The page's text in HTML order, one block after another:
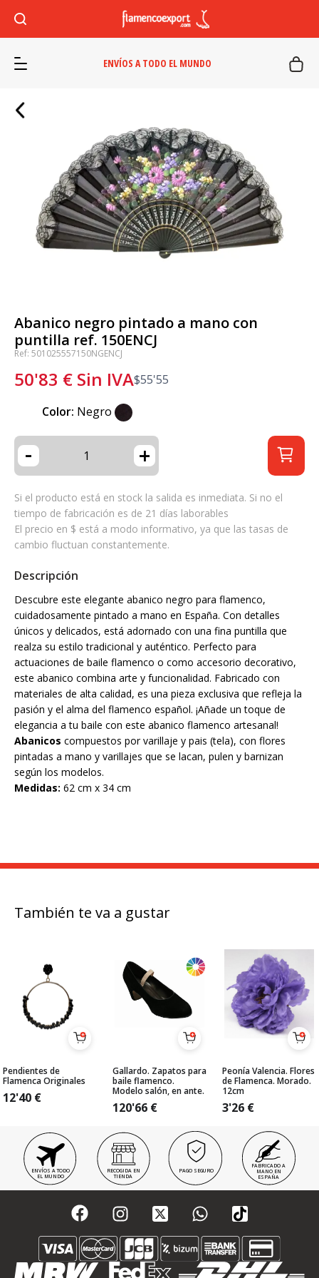
ENVÍOS A TODO EL MUNDO
Abanico negro pintado a mano con
puntilla ref. 150ENCJ
Ref: 501025557150NGENCJ
50'83 € Sin IVA$55'55
Color: Negro
- +
Si el producto está en stock la salida es inmediata. Si no el
tiempo de fabricación es de 21 días laborables
El precio en $ está a modo informativo, ya que las tasas de
cambio fluctuan constantemente.
Descripción
Descubre este elegante abanico negro para flamenco,
cuidadosamente pintado a mano en España. Con detalles
únicos y delicados, está adornado con una fina puntilla que
realza su estilo tradicional y auténtico. Perfecto para
actuaciones de baile flamenco o como accesorio decorativo,
este abanico combina arte y funcionalidad. Fabricado con
materiales de alta calidad, es una pieza exclusiva que refleja la
pasión y el alma del flamenco español. ¡Añade un toque de
elegancia a tu baile con este abanico flamenco artesanal!
Abanicos compuestos por varillaje y pais (tela), con flores
pintadas a mano y varillajes que se lacan, pulen y barnizan
según los modelos.
Medidas: 62 cm x 34 cm
También te va a gustar
Pendientes de
Flamenca Originales
12'40 €
Gallardo. Zapatos para
baile flamenco.
Modelo salón, en ante.
120'66 €
Peonía Valencia. Flores
de Flamenca. Morado.
12cm
3'26 €
ENVÍOS A TODO
EL MUNDO
RECOGIDA EN
TIENDA
PAGO SEGURO
FABRICADO A
MANO EN
ESPAÑA